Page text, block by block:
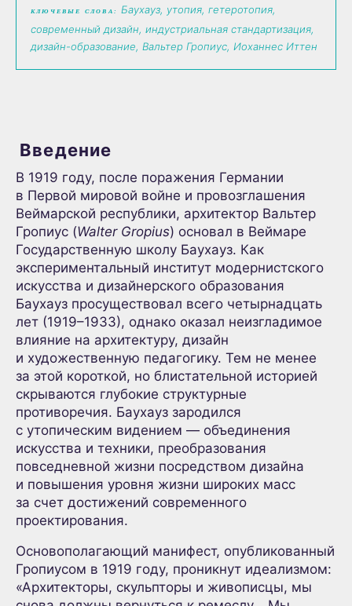
КЛЮЧЕВЫЕ СЛОВА:
Баухауз, утопия, гетеротопия,
современный дизайн, индустриальная стандартизация,
дизайн-образование, Вальтер Гропиус, Иоханнес Иттен
Введение
В 1919 году, после поражения Германии
в Первой мировой войне и провозглашения
Веймарской республики, архитектор Вальтер
Гропиус (Walter Gropius) основал в Веймаре
Государственную школу Баухауз. Как
экспериментальный институт модернистского
искусства и дизайнерского образования
Баухауз просуществовал всего четырнадцать
лет (1919–1933), однако оказал неизгладимое
влияние на архитектуру, дизайн
и художественную педагогику. Тем не менее
за этой короткой, но блистательной историей
скрываются глубокие структурные
противоречия. Баухауз зародился
с утопическим видением — объединения
искусства и техники, преобразования
повседневной жизни посредством дизайна
и повышения уровня жизни широких масс
за счет достижений современного
проектирования.
Основополагающий манифест, опубликованный
Гропиусом в 1919 году, проникнут идеализмом:
«Архитекторы, скульпторы и живописцы, мы